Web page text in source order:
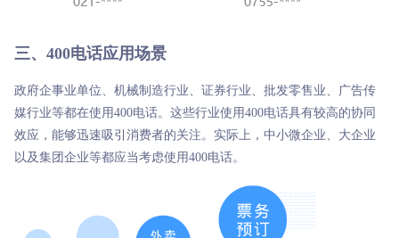
三、400电话应用场景
政府企事业单位、机械制造行业、证券行业、批发零售业、广告传
媒行业等都在使用400电话。这些行业使用400电话具有较高的协同
效应，能够迅速吸引消费者的关注。实际上，中小微企业、大企业
以及集团企业等都应当考虑使用400电话。